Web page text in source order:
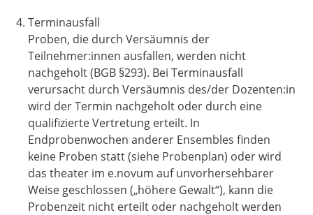
Terminausfall
Proben, die durch Versäumnis der
Teilnehmer:innen ausfallen, werden nicht
nachgeholt (BGB §293). Bei Terminausfall
verursacht durch Versäumnis des/der Dozenten:in
wird der Termin nachgeholt oder durch eine
qualifizierte Vertretung erteilt. In
Endprobenwochen anderer Ensembles finden
keine Proben statt (siehe Probenplan) oder wird
das theater im e.novum auf unvorhersehbarer
Weise geschlossen („höhere Gewalt“), kann die
Probenzeit nicht erteilt oder nachgeholt werden